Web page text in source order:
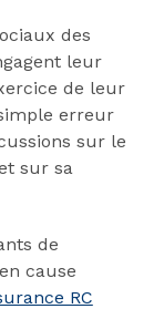
des
leur
de leur
erreur
sur le
sur sa
de
cause
RC